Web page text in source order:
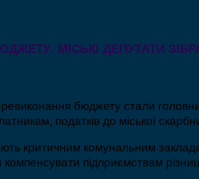
МІСЬКІ ДЕПУТАТИ
бюджету стали
податків до міської
критичним комунальним
компенсувати підприємствам